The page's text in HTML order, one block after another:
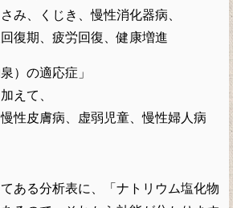
み、くじき、慢性消化器病、
復期、疲労回復、健康増進
）の適応症」
えて、
性皮膚病、虚弱児童、慢性婦人病
ある分析表に、「ナトリウム塩化物